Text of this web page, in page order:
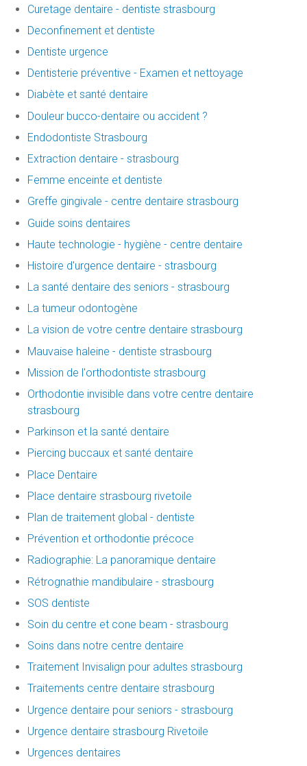
Curetage dentaire - dentiste strasbourg
Deconfinement et dentiste
Dentiste urgence
Dentisterie préventive - Examen et nettoyage
Diabète et santé dentaire
Douleur bucco-dentaire ou accident ?
Endodontiste Strasbourg
Extraction dentaire - strasbourg
Femme enceinte et dentiste
Greffe gingivale - centre dentaire strasbourg
Guide soins dentaires
Haute technologie - hygiène - centre dentaire
Histoire d'urgence dentaire - strasbourg
La santé dentaire des seniors - strasbourg
La tumeur odontogène
La vision de votre centre dentaire strasbourg
Mauvaise haleine - dentiste strasbourg
Mission de l'orthodontiste strasbourg
Orthodontie invisible dans votre centre dentaire
strasbourg
Parkinson et la santé dentaire
Piercing buccaux et santé dentaire
Place Dentaire
Place dentaire strasbourg rivetoile
Plan de traitement global - dentiste
Prévention et orthodontie précoce
Radiographie: La panoramique dentaire
Rétrognathie mandibulaire - strasbourg
SOS dentiste
Soin du centre et cone beam - strasbourg
Soins dans notre centre dentaire
Traitement Invisalign pour adultes strasbourg
Traitements centre dentaire strasbourg
Urgence dentaire pour seniors - strasbourg
Urgence dentaire strasbourg Rivetoile
Urgences dentaires